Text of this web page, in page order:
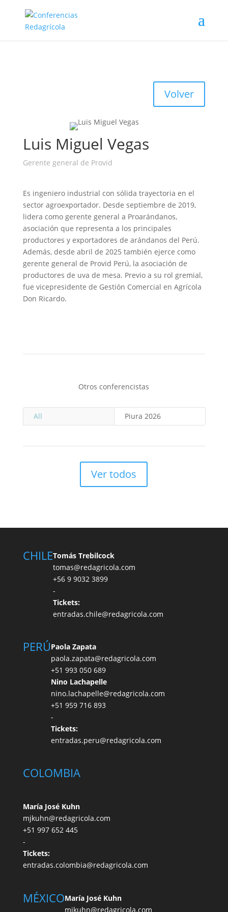
Volver
Luis Miguel Vegas
Gerente general de Provid
Es ingeniero industrial con sólida trayectoria en el
sector agroexportador. Desde septiembre de 2019,
lidera como gerente general a Proarándanos,
asociación que representa a los principales
productores y exportadores de arándanos del Perú.
Además, desde abril de 2025 también ejerce como
gerente general de Provid Perú, la asociación de
productores de uva de mesa. Previo a su rol gremial,
fue vicepresidente de Gestión Comercial en Agrícola
Don Ricardo.
Otros conferencistas
All Piura 2026
Ver todos
CHILETomás Trebilcock
tomas@redagricola.com
+56 9 9032 3899
-
Tickets:
entradas.chile@redagricola.com
PERÚPaola Zapata
paola.zapata@redagricola.com
+51 993 050 689
Nino Lachapelle
nino.lachapelle@redagricola.com
+51 959 716 893
-
Tickets:
entradas.peru@redagricola.com
COLOMBIA
María José Kuhn
mjkuhn@redagricola.com
+51 997 652 445
-
Tickets:
entradas.colombia@redagricola.com
MÉXICOMaría José Kuhn
mjkuhn@redagricola.com